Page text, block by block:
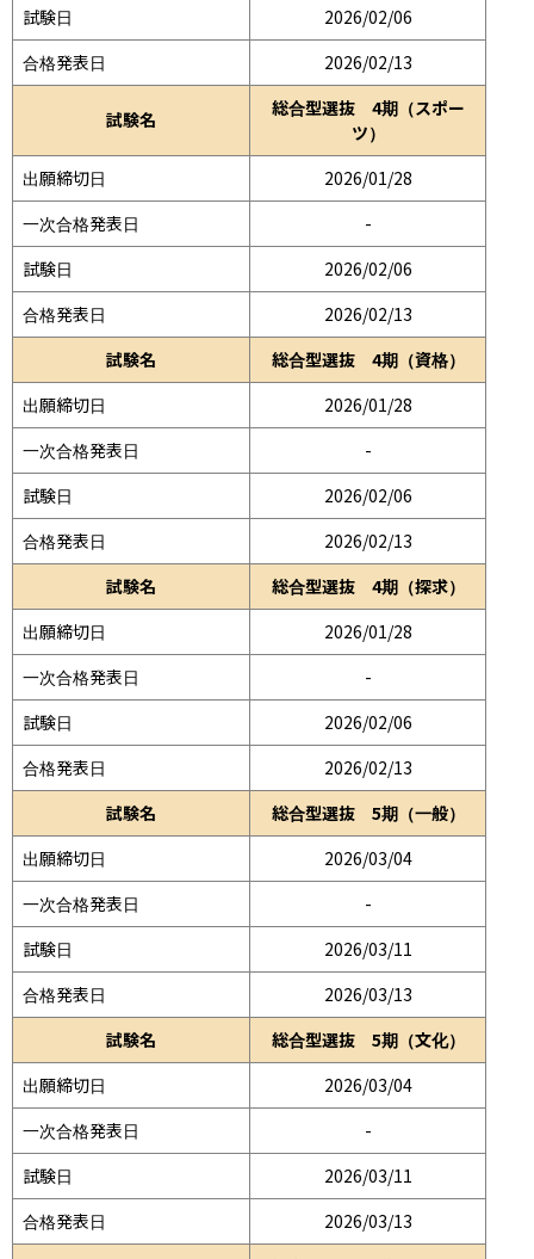
試験日
2026/02/06
合格発表日
2026/02/13
試験名
総合型選抜 4期（スポー
ツ）
出願締切日
2026/01/28
一次合格発表日
-
試験日
2026/02/06
合格発表日
2026/02/13
試験名
総合型選抜 4期（資格）
出願締切日
2026/01/28
一次合格発表日
-
試験日
2026/02/06
合格発表日
2026/02/13
試験名
総合型選抜 4期（探求）
出願締切日
2026/01/28
一次合格発表日
-
試験日
2026/02/06
合格発表日
2026/02/13
試験名
総合型選抜 5期（一般）
出願締切日
2026/03/04
一次合格発表日
-
試験日
2026/03/11
合格発表日
2026/03/13
試験名
総合型選抜 5期（文化）
出願締切日
2026/03/04
一次合格発表日
-
試験日
2026/03/11
合格発表日
2026/03/13